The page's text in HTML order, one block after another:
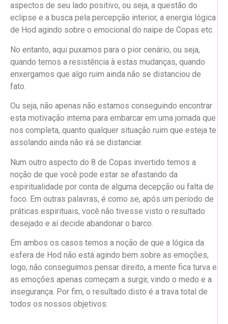
aspectos de seu lado positivo, ou seja, a questão do
eclipse e a busca pela percepção interior, a energia lógica
de Hod agindo sobre o emocional do naipe de Copas etc.
No entanto, aqui puxamos para o pior cenário, ou seja,
quando temos a resistência à estas mudanças, quando
enxergamos que algo ruim ainda não se distanciou de
fato.
Ou seja, não apenas não estamos conseguindo encontrar
esta motivação interna para embarcar em uma jornada que
nos completa, quanto qualquer situação ruim que esteja te
assolando ainda não irá se distanciar.
Num outro aspecto do 8 de Copas invertido temos a
noção de que você pode estar se afastando da
espiritualidade por conta de alguma decepção ou falta de
foco. Em outras palavras, é como se, após um período de
práticas espirituais, você não tivesse visto o resultado
desejado e aí decide abandonar o barco.
Em ambos os casos temos a noção de que a lógica da
esfera de Hod não está agindo bem sobre as emoções,
logo, não conseguimos pensar direito, a mente fica turva e
as emoções apenas começam a surgir, vindo o medo e a
insegurança. Por fim, o resultado disto é a trava total de
todos os nossos objetivos.